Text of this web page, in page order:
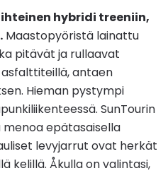
hybridi treeniin,
Maastopyöristä lainattu
pitävät ja rullaavat
antaen
Hieman pystympi
SunTourin
epätasaisella
levyjarrut ovat herkät
kelillä. Åkulla on valintasi,